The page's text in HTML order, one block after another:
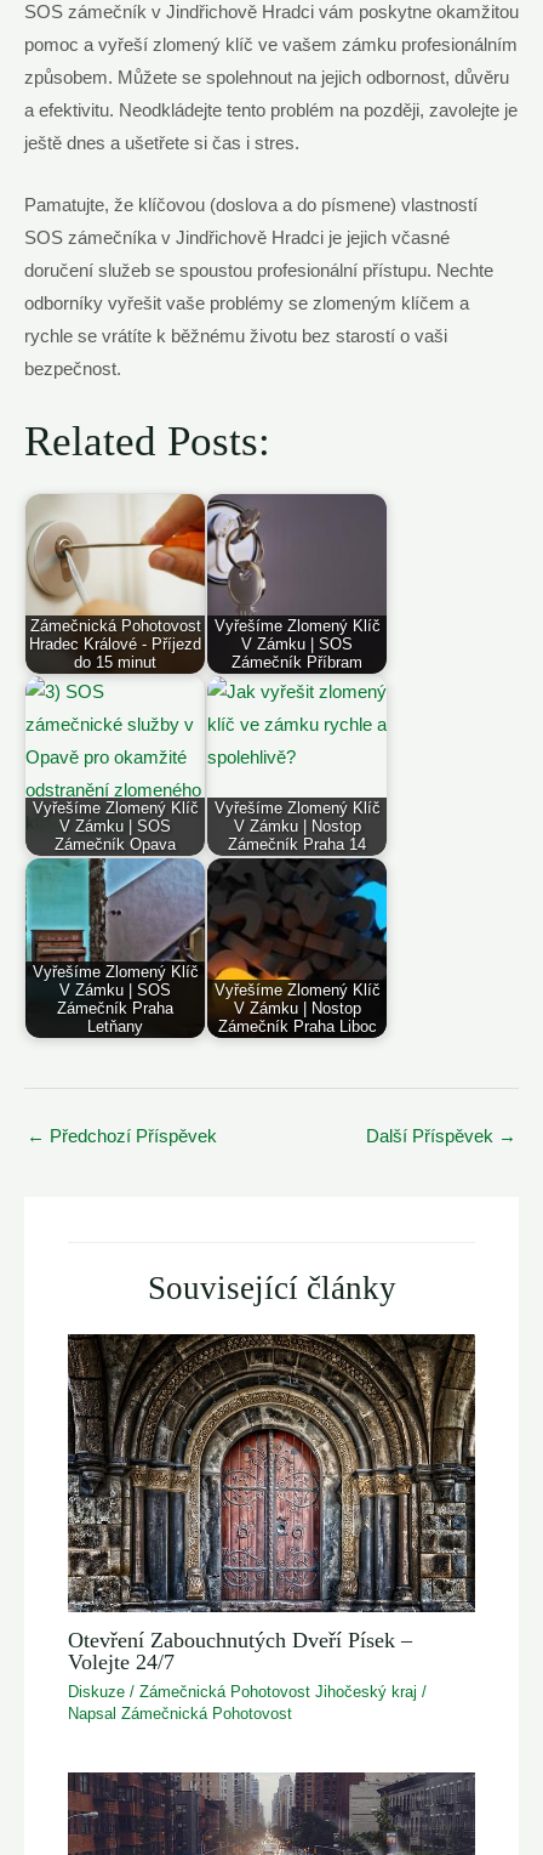
SOS zámečník v Jindřichově Hradci vám poskytne okamžitou
pomoc a vyřeší zlomený klíč ve vašem zámku profesionálním
způsobem. Můžete se spolehnout na jejich odbornost, důvěru
a efektivitu. Neodkládejte tento problém na později, zavolejte je
ještě dnes a ušetřete si čas i stres.
Pamatujte, že klíčovou (doslova a do písmene) vlastností
SOS zámečníka v Jindřichově Hradci je jejich včasné
doručení služeb se spoustou profesionální přístupu. Nechte
odborníky vyřešit vaše problémy se zlomeným klíčem a
rychle se vrátíte k běžnému životu bez starostí o vaši
bezpečnost.
Related Posts:
Zámečnická Pohotovost
Hradec Králové - Příjezd
do 15 minut
Vyřešíme Zlomený Klíč
V Zámku | SOS
Zámečník Příbram
Vyřešíme Zlomený Klíč
V Zámku | SOS
Zámečník Opava
Vyřešíme Zlomený Klíč
V Zámku | Nostop
Zámečník Praha 14
Vyřešíme Zlomený Klíč
V Zámku | SOS
Zámečník Praha
Letňany
Vyřešíme Zlomený Klíč
V Zámku | Nostop
Zámečník Praha Liboc
Post
← Předchozí Příspěvek Další Příspěvek →
Související články
Otevření Zabouchnutých Dveří Písek –
Volejte 24/7
Diskuze /Zámečnická Pohotovost Jihočeský kraj /
NapsalZámečnická Pohotovost